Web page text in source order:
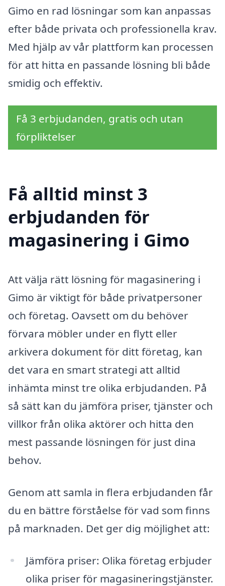
Gimo en rad lösningar som kan anpassas
efter både privata och professionella krav.
Med hjälp av vår plattform kan processen
för att hitta en passande lösning bli både
smidig och effektiv.
Få 3 erbjudanden, gratis och utan
förpliktelser
Få alltid minst 3
erbjudanden för
magasinering i Gimo
Att välja rätt lösning för magasinering i
Gimo är viktigt för både privatpersoner
och företag. Oavsett om du behöver
förvara möbler under en flytt eller
arkivera dokument för ditt företag, kan
det vara en smart strategi att alltid
inhämta minst tre olika erbjudanden. På
så sätt kan du jämföra priser, tjänster och
villkor från olika aktörer och hitta den
mest passande lösningen för just dina
behov.
Genom att samla in flera erbjudanden får
du en bättre förståelse för vad som finns
på marknaden. Det ger dig möjlighet att:
Jämföra priser: Olika företag erbjuder
olika priser för magasineringstjänster.